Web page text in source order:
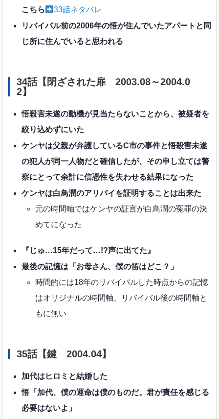
こちら
33話ネタバレ
リバイバル前の2006年の悟が住んでいたアパートと同
じ所に住んでいると思われる
34話【閉ざされた扉 2003.08～2004.0
2】
悟殺害未遂の動機が見当たらないことから、被疑者を
絞り込めずにいた
ケンヤは父親が弁護しているC市の事件と悟殺害未遂
の犯人が同一人物だと確信したが、その申し立ては警
察にとって余計に信憑性を失わせる結果になった
ケンヤは白鳥潤のアリバイを証明することは出来た
元の時間軸ではケンヤの証言が白鳥潤の冤罪の決
めてになった
『じゅ…15年だって…!?声に出てた』
最後の記憶は「お母さん、僕の笛はどこ？」
時間的には18年のリバイバルした時点からの記憶
はオリジナルの時間軸、リバイバル後の時間軸と
もに無い
35話【鍵 2004.04】
加代はヒロミと結婚した
悟「加代、僕の運命は僕のものだ。君が責任を感じる
必要はないよ」